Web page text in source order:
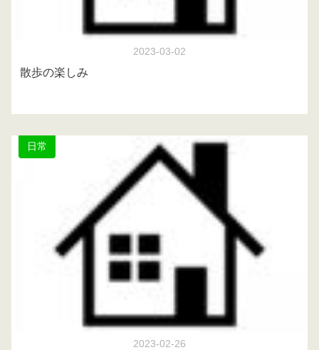
2023-03-02
散歩の楽しみ
日常
2023-02-26